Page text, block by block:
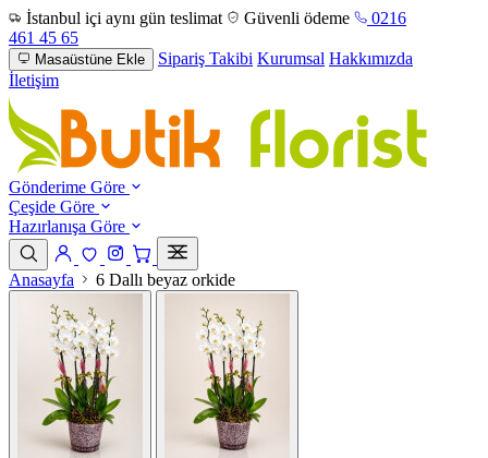
İstanbul içi aynı gün teslimat Güvenli ödeme
0216
461 45 65
Masaüstüne Ekle Sipariş Takibi Kurumsal Hakkımızda
İletişim
Gönderime Göre
Çeşide Göre
Hazırlanışa Göre
Anasayfa 6 Dallı beyaz orkide